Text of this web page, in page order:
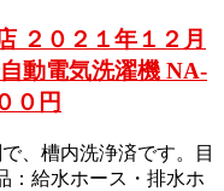
２０２１年１２月
動電気洗濯機 NA-
０円
、槽内洗浄済です。目
：給水ホース・排水ホ